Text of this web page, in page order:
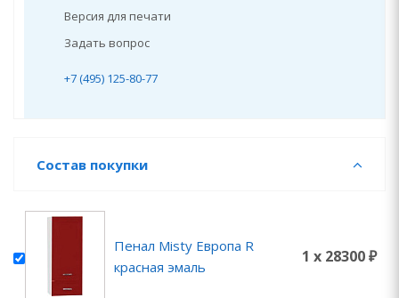
Версия для печати
Задать вопрос
+7 (495) 125-80-77
Состав покупки
Пенал Misty Европа R
красная эмаль
1 x 28300 ₽